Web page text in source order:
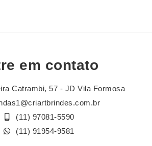
em contato
Catrambi, 57 - JD Vila Formosa
(11) 97081-5590
(11) 91954-9581